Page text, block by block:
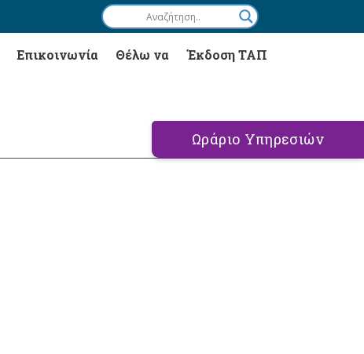
Επικοινωνία Θέλω να Έκδοση ΤΑΠ
Ωράριο Υπηρεσιών